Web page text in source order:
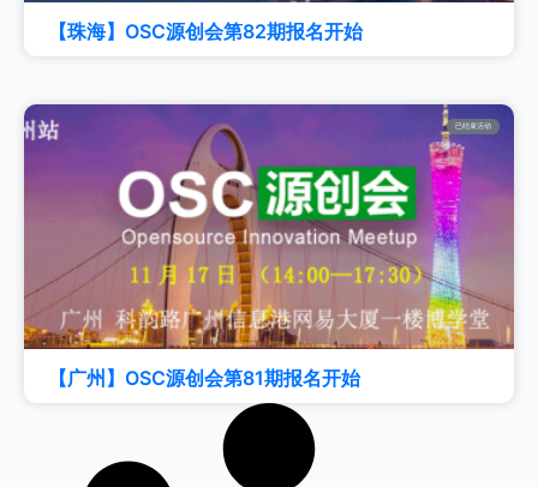
【珠海】OSC源创会第82期报名开始
已结束活动
【广州】OSC源创会第81期报名开始